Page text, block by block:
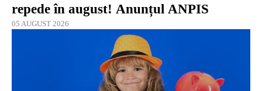
repede în august! Anunțul ANPIS
05 AUGUST 2026